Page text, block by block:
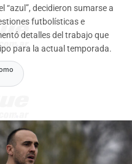
“azul”, decidieron sumarse a
futbolísticas e
detalles del trabajo que
para la actual temporada.